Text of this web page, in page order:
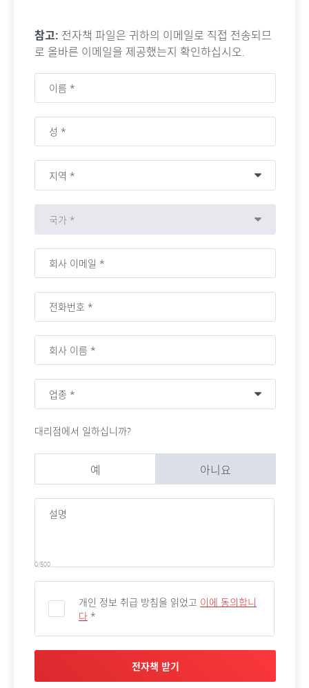
참고: 전자책 파일은 귀하의 이메일로 직접 전송되므
로 올바른 이메일을 제공했는지 확인하십시오.
대리점에서 일하십니까?
예 아니요
0/500
개인 정보 취급 방침을 읽었고 이에 동의합니
다 *
전자책 받기